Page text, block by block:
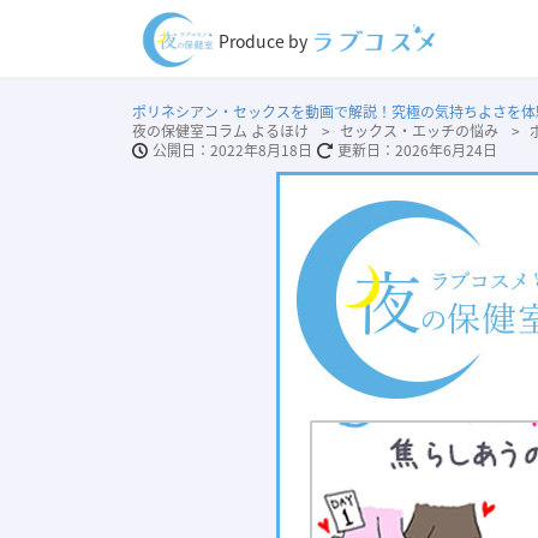
Produce by
ポリネシアン・セックスを動画で解説！究極の気持ちよさを
夜の保健室コラム よるほけ
セックス・エッチの悩み
2022年8月18日
2026年6月24日